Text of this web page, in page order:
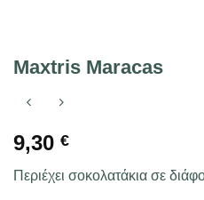
Maxtris Maracas
9,30 €
Περιέχει σοκολατάκια σε